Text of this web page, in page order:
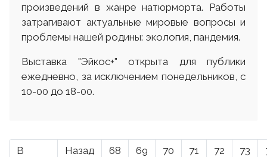
произведений в жанре натюрморта. Работы
затрагивают актуальные мировые вопросы и
проблемы нашей родины: экология, пандемия.
Выставка "Эйкос+" открыта для публики
ежедневно, за исключением понедельников, с
10-00 до 18-00.
В
Назад 68 69 70 71 72 73